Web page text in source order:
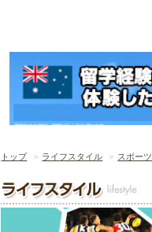
トップ ライフスタイル スポーツ